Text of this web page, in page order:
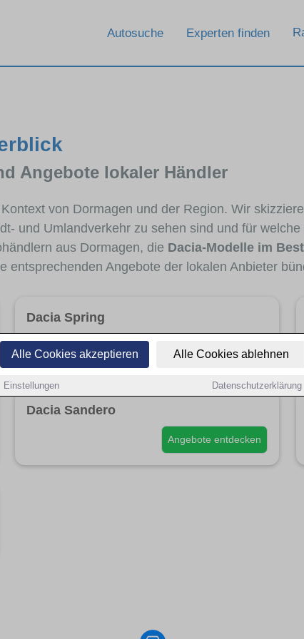
Alle Cookies akzeptieren Alle Cookies ablehnen
Einstellungen Datenschutzerklärung
Autosuche Experten finden
Angebote lokaler Händler
von Dormagen und der Region. Wir
und Umlandverkehr zu sehen sind und für
aus Dormagen, die Dacia-Modelle im
entsprechenden Angebote der lokalen Anbieter
Dacia Spring
Dacia Sandero
Angebote entdecken